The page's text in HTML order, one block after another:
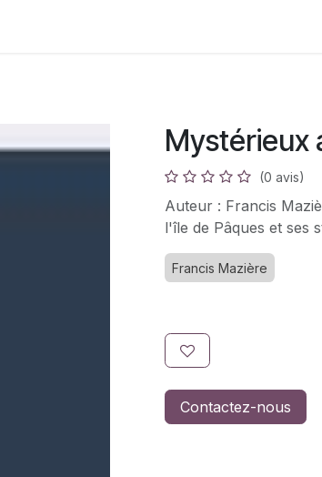
Mystérieux
(0 avis)
Auteur : Francis
l'île de Pâques et ses
Francis Mazière
Contactez-nous